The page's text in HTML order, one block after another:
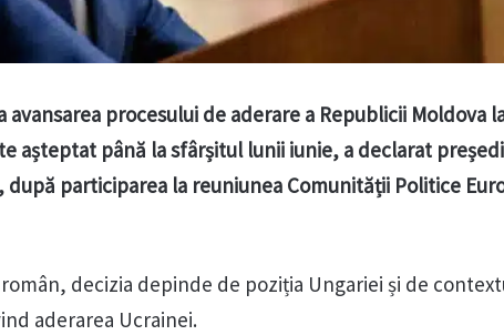
avansarea procesului de aderare a Republicii Moldova
așteptat până la sfârșitul lunii iunie, a declarat
după participarea la reuniunea Comunității Politice
decizia depinde de poziția Ungariei și de
aderarea Ucrainei.